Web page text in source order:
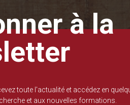
à la
toute l'actualité et accédez en
et aux nouvelles formations.